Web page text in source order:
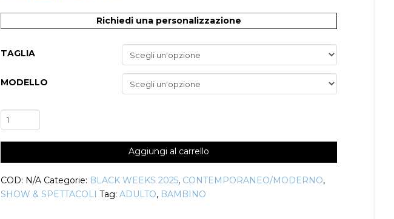
Richiedi una personalizzazione
TAGLIA
MODELLO
Completo
Danza
Contemporanea/Moderna
quantità
Aggiungi al carrello
COD: N/A Categorie: BLACK WEEKS 2025, CONTEMPORANEO/MODERNO,
SHOW & SPETTACOLI Tag:ADULTO, BAMBINO